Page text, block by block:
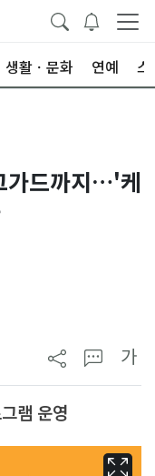
생활ㆍ문화 연예 스
가드까지…'케
가
램 운영